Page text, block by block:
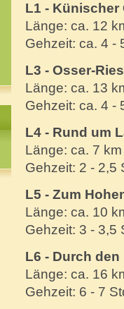
L1 - Künischer
Länge: ca. 12
Gehzeit: ca. 4 -
L3 - Osser-
Länge: ca. 13
Gehzeit: ca. 4 -
L4 - Rund um
Länge: ca. 7 km
Gehzeit: 2 - 2,5
L5 - Zum
Länge: ca. 10
Gehzeit: 3 - 3,5
L6 - Durch
Länge: ca. 16
Gehzeit: 6 - 7